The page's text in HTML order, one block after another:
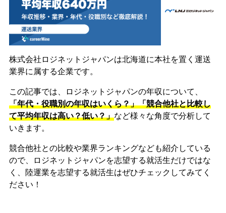
株式会社ロジネットジャパンは北海道に本社を置く運送
業界に属する企業です。
この記事では、ロジネットジャパンの年収について、
「年代・役職別の年収はいくら？」「競合他社と比較し
て平均年収は高い？低い？」など様々な角度で分析して
いきます。
競合他社との比較や業界ランキングなども紹介している
ので、ロジネットジャパンを志望する就活生だけではな
く、陸運業を志望する就活生はぜひチェックしてみてく
ださい！